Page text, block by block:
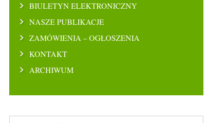
BIULETYN ELEKTRONICZNY
NASZE PUBLIKACJE
ZAMÓWIENIA – OGŁOSZENIA
KONTAKT
ARCHIWUM